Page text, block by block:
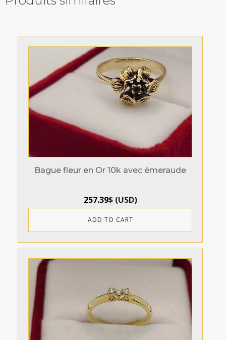
Bague fleur en Or 10k avec émeraude
257.39$(USD)
ADD TO CART